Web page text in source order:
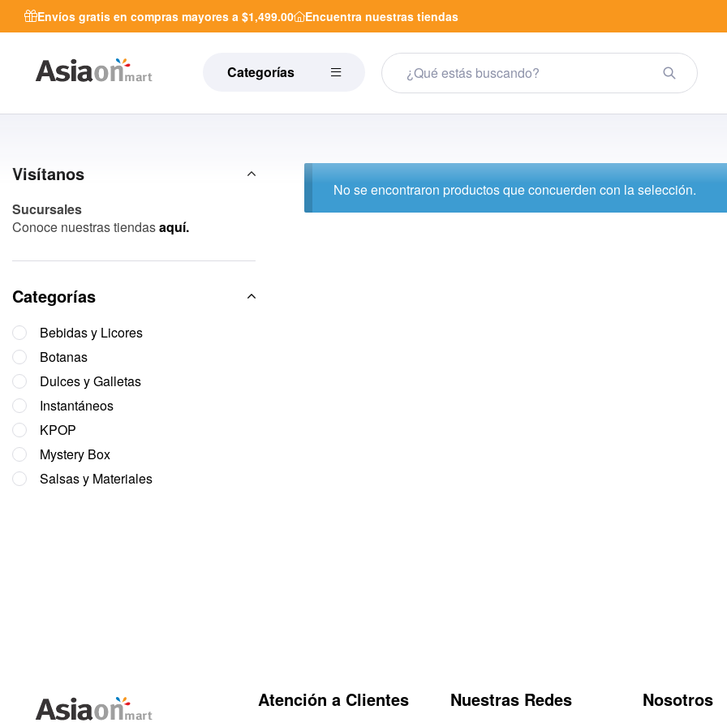
Envíos gratis en compras mayores a $1,499.00 Encuentra nuestras tiendas
Categorías
No se encontraron productos que concuerden con la selección.
Visítanos
Sucursales
Conoce nuestras tiendasaquí.
Categorías
Bebidas y Licores
Botanas
Dulces y Galletas
Instantáneos
KPOP
Mystery Box
Salsas y Materiales
Atención a Clientes Nuestras Redes Nosotros